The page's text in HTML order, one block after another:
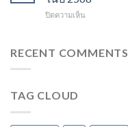
ตัว
ตอบ
พอต
ใช้
บุหรี่
ปิดความเห็น
switch
RECENT COMMENTS
TAG CLOUD